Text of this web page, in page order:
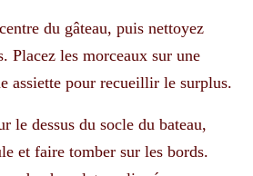
du gâteau, puis nettoyez
Placez les morceaux sur une
assiette pour recueillir le surplus.
le dessus du socle du bateau,
et faire tomber sur les bords.